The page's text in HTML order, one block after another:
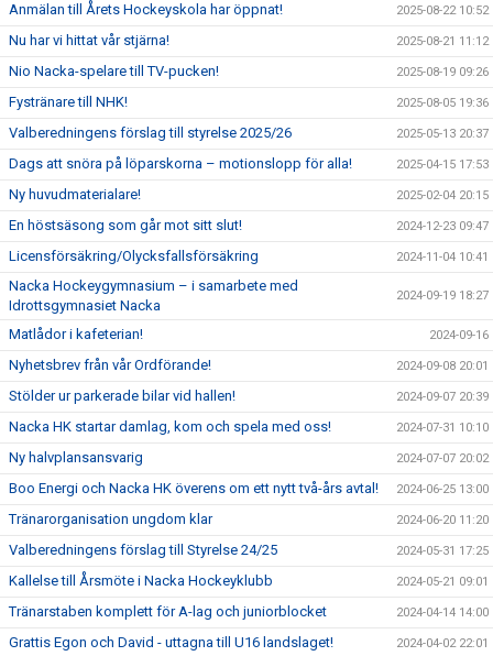
Anmälan till Årets Hockeyskola har öppnat! 2025-08-22 10:52
Nu har vi hittat vår stjärna! 2025-08-21 11:12
Nio Nacka-spelare till TV-pucken! 2025-08-19 09:26
Fystränare till NHK! 2025-08-05 19:36
Valberedningens förslag till styrelse 2025/26 2025-05-13 20:37
Dags att snöra på löparskorna – motionslopp för alla! 2025-04-15 17:53
Ny huvudmaterialare! 2025-02-04 20:15
En höstsäsong som går mot sitt slut! 2024-12-23 09:47
Licensförsäkring/Olycksfallsförsäkring 2024-11-04 10:41
Nacka Hockeygymnasium – i samarbete med
Idrottsgymnasiet Nacka
2024-09-19 18:27
Matlådor i kafeterian! 2024-09-16
Nyhetsbrev från vår Ordförande! 2024-09-08 20:01
Stölder ur parkerade bilar vid hallen! 2024-09-07 20:39
Nacka HK startar damlag, kom och spela med oss! 2024-07-31 10:10
Ny halvplansansvarig 2024-07-07 20:02
Boo Energi och Nacka HK överens om ett nytt två-års avtal! 2024-06-25 13:00
Tränarorganisation ungdom klar 2024-06-20 11:20
Valberedningens förslag till Styrelse 24/25 2024-05-31 17:25
Kallelse till Årsmöte i Nacka Hockeyklubb 2024-05-21 09:01
Tränarstaben komplett för A-lag och juniorblocket 2024-04-14 14:00
Grattis Egon och David - uttagna till U16 landslaget! 2024-04-02 22:01